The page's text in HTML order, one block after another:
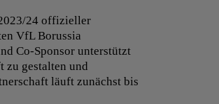
eine effektive,
Wissenstransfer von
24 offizieller
VfL Borussia
Co-Sponsor unterstützt
zu gestalten und
läuft zunächst bis